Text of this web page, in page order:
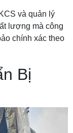
và quản lý
lượng mà công
chính xác theo
Bị